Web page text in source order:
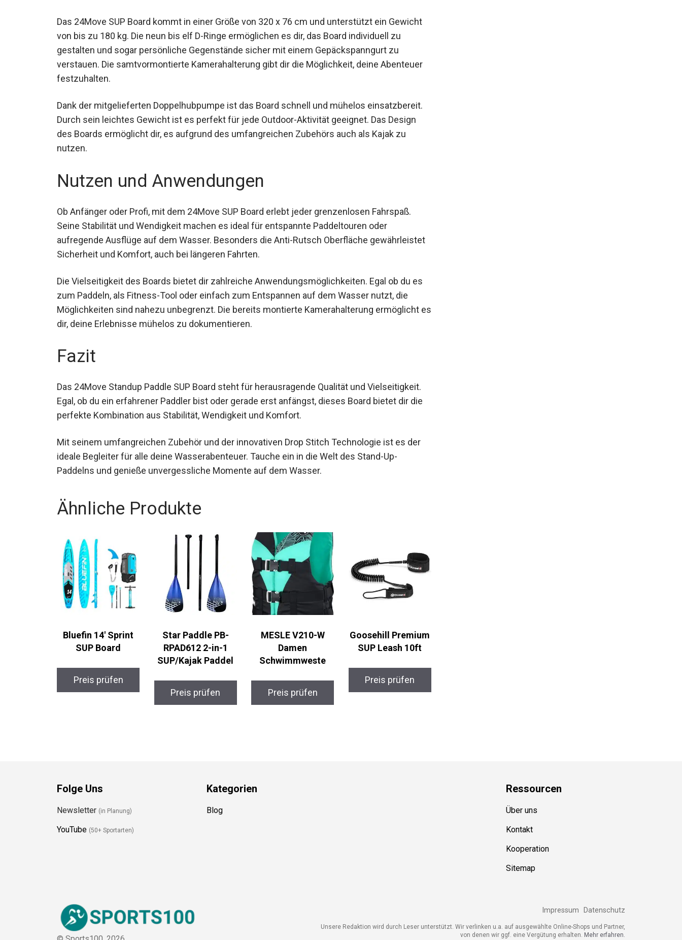
Das 24Move SUP Board kommt in einer Größe von 320 x 76 cm und unterstützt ein Gewicht
von bis zu 180 kg. Die neun bis elf D-Ringe ermöglichen es dir, das Board individuell zu
gestalten und sogar persönliche Gegenstände sicher mit einem Gepäckspanngurt zu
verstauen. Die samtvormontierte Kamerahalterung gibt dir die Möglichkeit, deine Abenteuer
festzuhalten.
Dank der mitgelieferten Doppelhubpumpe ist das Board schnell und mühelos einsatzbereit.
Durch sein leichtes Gewicht ist es perfekt für jede Outdoor-Aktivität geeignet. Das Design
des Boards ermöglicht dir, es aufgrund des umfangreichen Zubehörs auch als Kajak zu
nutzen.
Nutzen und Anwendungen
Ob Anfänger oder Profi, mit dem 24Move SUP Board erlebt jeder grenzenlosen Fahrspaß.
Seine Stabilität und Wendigkeit machen es ideal für entspannte Paddeltouren oder
aufregende Ausflüge auf dem Wasser. Besonders die Anti-Rutsch Oberfläche gewährleistet
Sicherheit und Komfort, auch bei längeren Fahrten.
Die Vielseitigkeit des Boards bietet dir zahlreiche Anwendungsmöglichkeiten. Egal ob du es
zum Paddeln, als Fitness-Tool oder einfach zum Entspannen auf dem Wasser nutzt, die
Möglichkeiten sind nahezu unbegrenzt. Die bereits montierte Kamerahalterung ermöglicht
es dir, deine Erlebnisse mühelos zu dokumentieren.
Fazit
Das 24Move Standup Paddle SUP Board steht für herausragende Qualität und Vielseitigkeit.
Egal, ob du ein erfahrener Paddler bist oder gerade erst anfängst, dieses Board bietet dir die
perfekte Kombination aus Stabilität, Wendigkeit und Komfort.
Mit seinem umfangreichen Zubehör und der innovativen Drop Stitch Technologie ist es der
ideale Begleiter für alle deine Wasserabenteuer. Tauche ein in die Welt des Stand-Up-
Paddelns und genieße unvergessliche Momente auf dem Wasser.
Ähnliche Produkte
Bluefin 14′ Sprint
SUP Board
Preis prüfen
Star Paddle PB-
RPAD612 2-in-1
SUP/Kajak Paddel
Preis prüfen
MESLE V210-W
Damen
Schwimmweste
Preis prüfen
Goosehill Premium
SUP Leash 10ft
Preis prüfen
Folge Uns
Newsletter(in Planung)
YouTube (50+ Sportarten)
Kategorien
Blog
Ressourcen
Über uns
Kontakt
Kooperation
Sitemap
© Sports100, 2026
Impressum Datenschutz
Unsere Redaktion wird durch Leser unterstützt. Wir verlinken u.a. auf ausgewählte Online-Shops und Partner,
von denen wir ggf. eine Vergütung erhalten.
Mehr erfahren.